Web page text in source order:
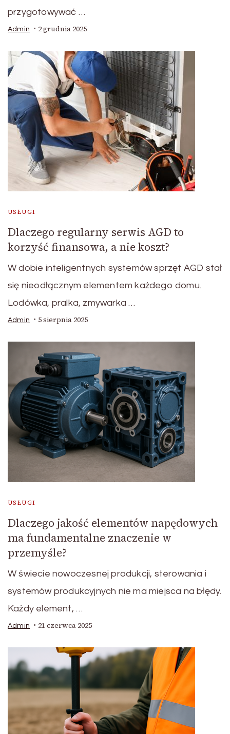
przygotowywać …
Admin 2 grudnia 2025
USŁUGI
Dlaczego regularny serwis AGD to
korzyść finansowa, a nie koszt?
W dobie inteligentnych systemów sprzęt AGD stał
się nieodłącznym elementem każdego domu.
Lodówka, pralka, zmywarka …
Admin 5 sierpnia 2025
USŁUGI
Dlaczego jakość elementów napędowych
ma fundamentalne znaczenie w
przemyśle?
W świecie nowoczesnej produkcji, sterowania i
systemów produkcyjnych nie ma miejsca na błędy.
Każdy element, …
Admin 21 czerwca 2025